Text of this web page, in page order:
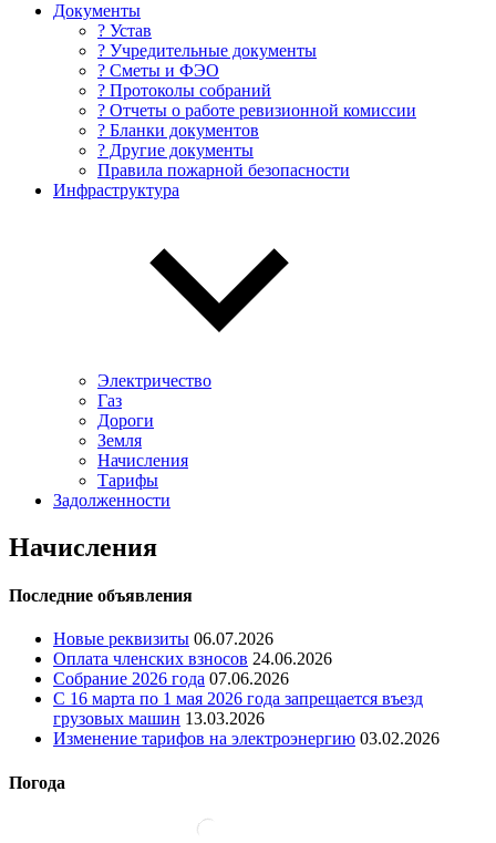
Документы
? Устав
? Учредительные документы
? Сметы и ФЭО
? Протоколы собраний
? Отчеты о работе ревизионной комиссии
? Бланки документов
? Другие документы
Правила пожарной безопасности
Инфраструктура
Электричество
Газ
Дороги
Земля
Начисления
Тарифы
Задолженности
Начисления
Последние объявления
Новые реквизиты 06.07.2026
Оплата членских взносов 24.06.2026
Собрание 2026 года 07.06.2026
С 16 марта по 1 мая 2026 года запрещается въезд
грузовых машин 13.03.2026
Изменение тарифов на электроэнергию 03.02.2026
Погода